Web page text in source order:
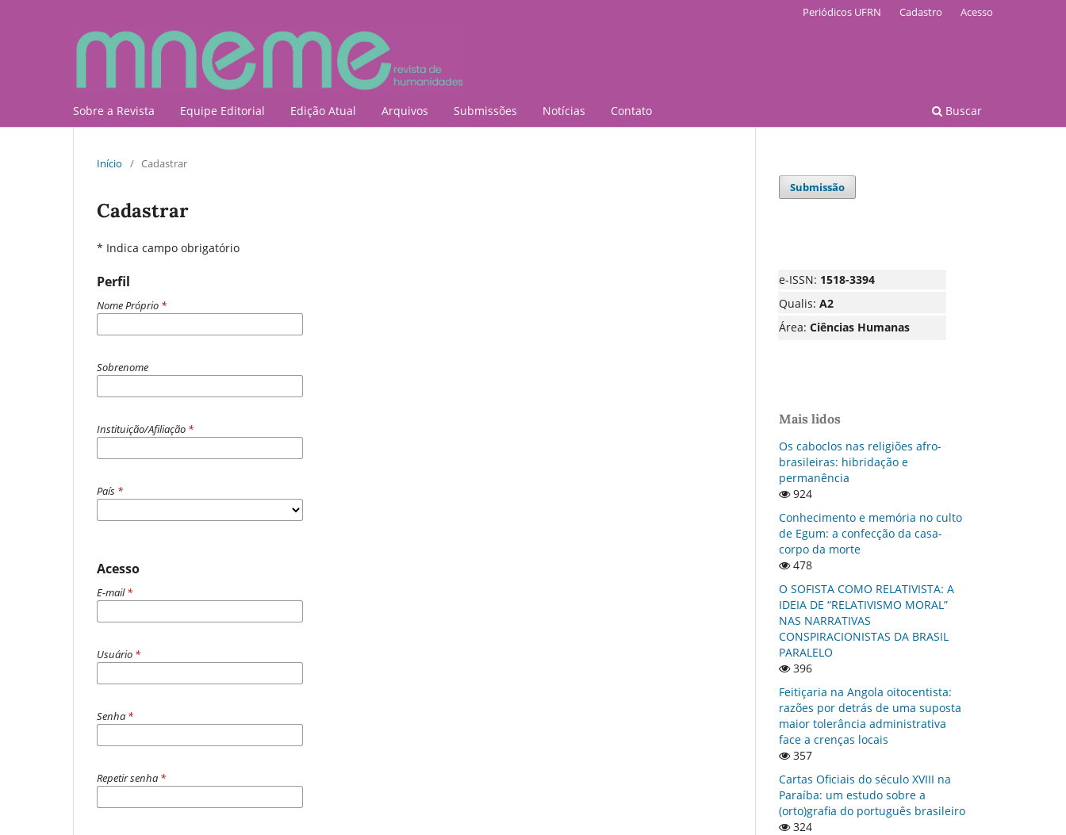
Sobre a Revista Equipe Editorial Edição Atual Arquivos Submissões Notícias Contato Buscar
Periódicos UFRN Cadastro Acesso
Início / Cadastrar
Cadastrar
* Indica campo obrigatório
Perfil
Nome Próprio *
Sobrenome
Instituição/Afiliação *
País *
Acesso
E-mail*
Usuário *
Senha *
Repetir senha *
Submissão
e-ISSN: 1518-3394
Qualis: A2
Área: Ciências Humanas
Mais lidos
Os caboclos nas religiões afro-
brasileiras: hibridação e
permanência
924
Conhecimento e memória no culto
de Egum: a confecção da casa-
corpo da morte
478
O SOFISTA COMO RELATIVISTA: A
IDEIA DE “RELATIVISMO MORAL”
NAS NARRATIVAS
CONSPIRACIONISTAS DA BRASIL
PARALELO
396
Feitiçaria na Angola oitocentista:
razões por detrás de uma suposta
maior tolerância administrativa
face a crenças locais
357
Cartas Oficiais do século XVIII na
Paraí­ba: um estudo sobre a
(orto)grafia do português brasileiro
324